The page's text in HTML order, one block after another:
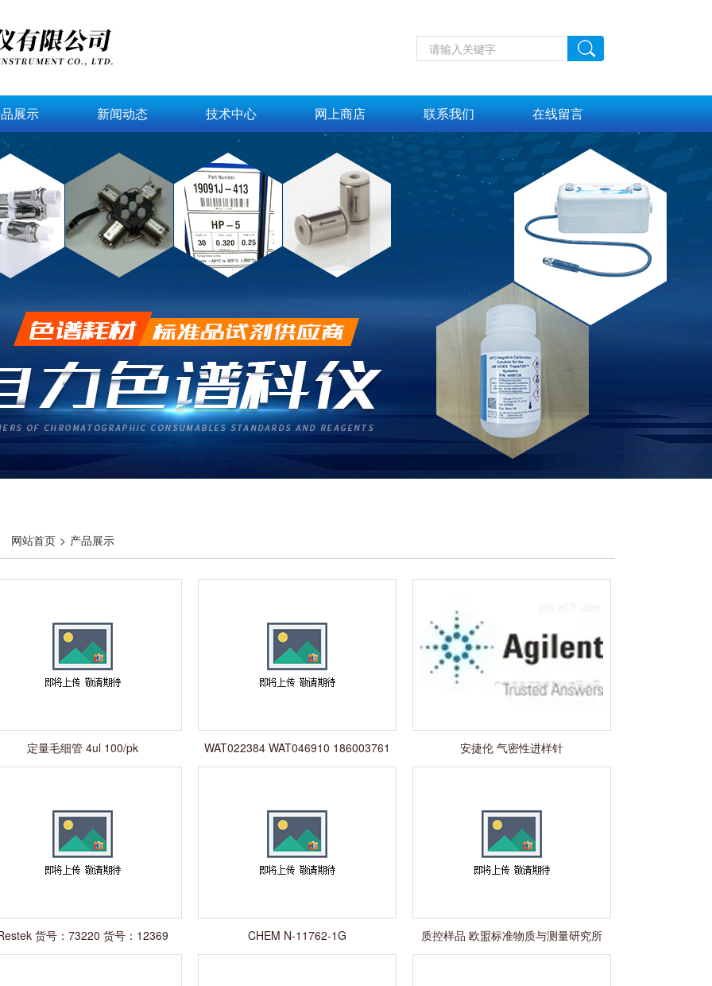
展示 新闻动态 技术中心 网上商店 联系我们 在线留言
网站首页 > 产品展示
定量毛细管 4ul 100/pk WAT022384 WAT046910 186003761 安捷伦 气密性进样针
货号：73220 货号：12369 CHEM N-11762-1G
质控样品 欧盟标准物质与测量研究所
ERM-BD150